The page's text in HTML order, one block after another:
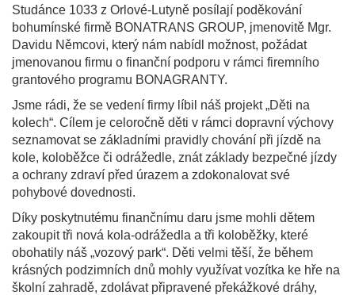
Studánce 1033 z Orlové-Lutyně posílají poděkování
bohumínské firmě BONATRANS GROUP, jmenovitě Mgr.
Davidu Němcovi, který nám nabídl možnost, požádat
jmenovanou firmu o finanční podporu v rámci firemního
grantového programu BONAGRANTY.
Jsme rádi, že se vedení firmy líbil náš projekt „Děti na
kolech“. Cílem je celoročně děti v rámci dopravní výchovy
seznamovat se základními pravidly chování při jízdě na
kole, koloběžce či odrážedle, znát základy bezpečné jízdy
a ochrany zdraví před úrazem a zdokonalovat své
pohybové dovednosti.
Díky poskytnutému finančnímu daru jsme mohli dětem
zakoupit tři nová kola-odrážedla a tři koloběžky, které
obohatily náš „vozový park“. Děti velmi těší, že během
krásných podzimních dnů mohly využívat vozítka ke hře na
školní zahradě, zdolávat připravené překážkové dráhy,